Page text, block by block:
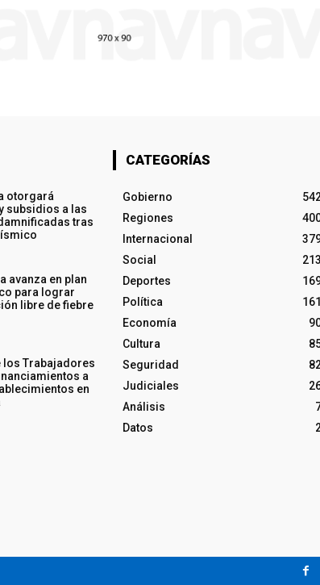
otorgará
subsidios a las
tras
avanza en plan
para lograr
libre de fiebre
los Trabajadores
a
en
CATEGORÍAS
Gobierno
Regiones
Internacional
Social
Deportes
Política
Economía
Cultura
Seguridad
Judiciales
Análisis
Datos